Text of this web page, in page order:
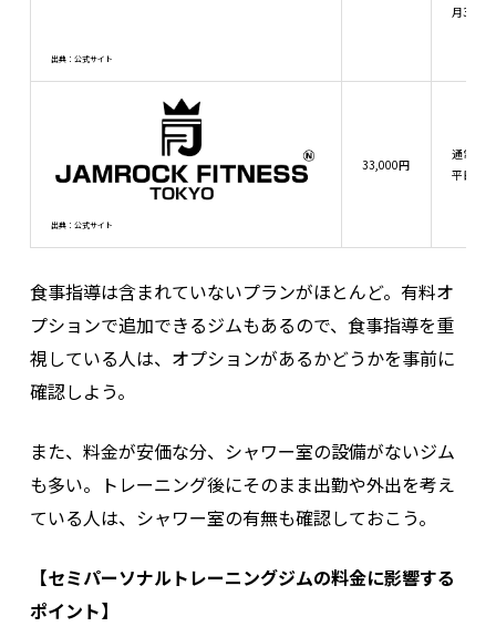
出典：公式サイト
月30回
出典：公式サイト
33,000円
通常プ
平日デ
食事指導は含まれていないプランがほとんど。有料オ
プションで追加できるジムもあるので、食事指導を重
視している人は、オプションがあるかどうかを事前に
確認しよう。
また、料金が安価な分、シャワー室の設備がないジム
も多い。トレーニング後にそのまま出勤や外出を考え
ている人は、シャワー室の有無も確認しておこう。
【セミパーソナルトレーニングジムの料金に影響する
ポイント】